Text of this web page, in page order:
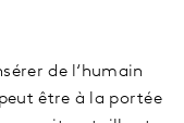
de l‘humain
être à la portée